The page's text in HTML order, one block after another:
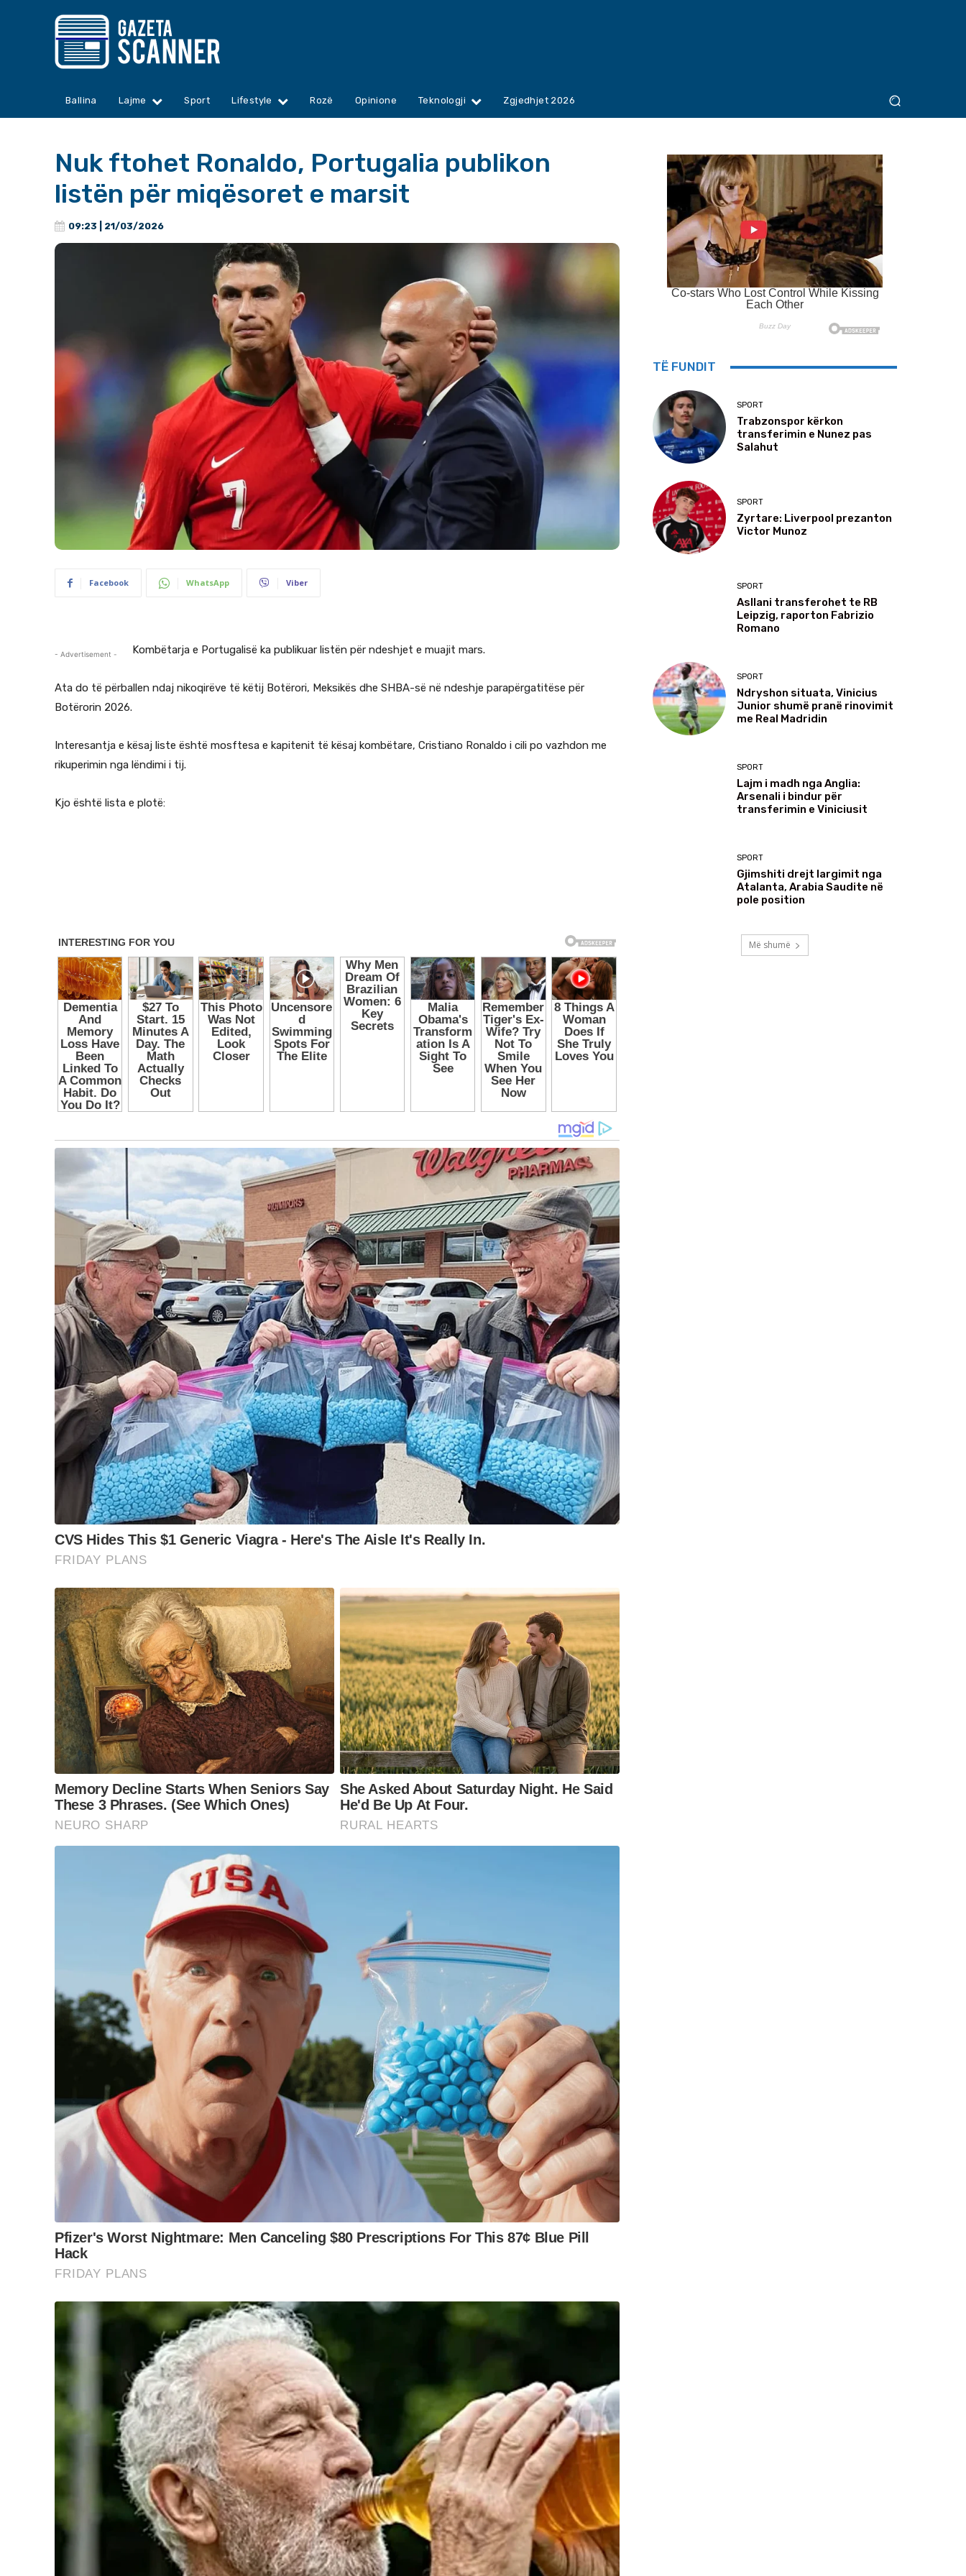
Ballina Lajme Sport Lifestyle Rozë Opinione Teknologji Zgjedhjet 2026
Nuk ftohet Ronaldo, Portugalia publikon
listën për miqësoret e marsit
09:23 | 21/03/2026
Facebook WhatsApp Viber
- Advertisement - Kombëtarja e Portugalisë ka publikuar listën për ndeshjet e muajit mars.
Ata do të përballen ndaj nikoqirëve të këtij Botërori, Meksikës dhe SHBA-së në ndeshje parapërgatitëse për
Botërorin 2026.
Interesantja e kësaj liste është mosftesa e kapitenit të kësaj kombëtare, Cristiano Ronaldo i cili po vazhdon me
rikuperimin nga lëndimi i tij.
Kjo është lista e plotë:
TË FUNDIT
SPORT
Trabzonspor kërkon
transferimin e Nunez pas
Salahut
SPORT
Zyrtare: Liverpool prezanton
Victor Munoz
SPORT
Asllani transferohet te RB
Leipzig, raporton Fabrizio
Romano
SPORT
Ndryshon situata, Vinicius
Junior shumë pranë rinovimit
me Real Madridin
SPORT
Lajm i madh nga Anglia:
Arsenali i bindur për
transferimin e Viniciusit
SPORT
Gjimshiti drejt largimit nga
Atalanta, Arabia Saudite në
pole position
Më shumë